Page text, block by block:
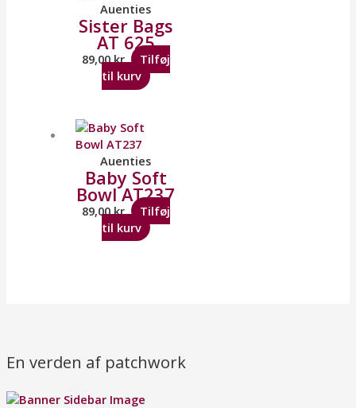
Auenties
Sister Bags
AT 625
89,00kr.
Tilføj
til kurv
Auenties
Baby Soft
Bowl AT237
89,00kr.
Tilføj
til kurv
En verden af patchwork